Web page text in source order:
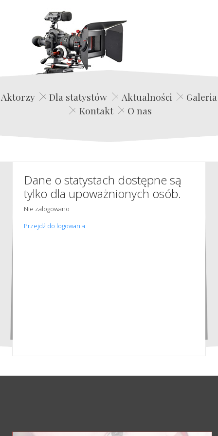
Edwin Film Agencja Aktorska
Aktorzy Dla statystów Aktualności
Galeria
Kontakt
O nas
Dane o statystach dostępne są
tylko dla upoważnionych osób.
Nie zalogowano
Przejdź do logowania